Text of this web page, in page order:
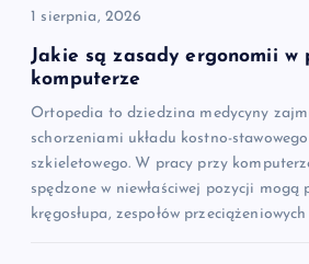
s
u
1 sierpnia, 2026
Jakie są zasady ergonomii w
komputerze
Ortopedia to dziedzina medycyny
schorzeniami układu kostno-
szkieletowego. W pracy przy
spędzone w niewłaściwej pozycji mogą
kręgosłupa, zespołów